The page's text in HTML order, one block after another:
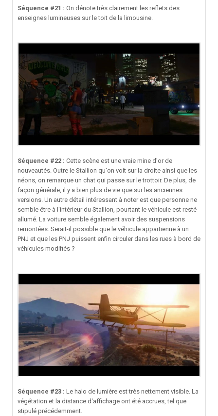
Séquence #21 : On dénote très clairement les reflets des
enseignes lumineuses sur le toit de la limousine.
Séquence #22 : Cette scène est une vraie mine d'or de
nouveautés. Outre le Stallion qu'on voit sur la droite ainsi que les
néons, on remarque un chat qui passe sur le trottoir. De plus, de
façon générale, il y a bien plus de vie que sur les anciennes
versions. Un autre détail intéressant à noter est que personne ne
semble être à l'intérieur du Stallion, pourtant le véhicule est resté
allumé. La voiture semble également avoir des suspensions
remontées. Serait-il possible que le véhicule appartienne à un
PNJ et que les PNJ puissent enfin circuler dans les rues à bord de
véhicules modifiés ?
Séquence #23 : Le halo de lumière est très nettement visible. La
végétation et la distance d'affichage ont été accrues, tel que
stipulé précédemment.